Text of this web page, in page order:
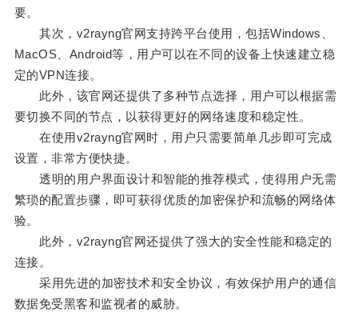
要。
其次，v2rayng官网支持跨平台使用，包括Windows、
MacOS、Android等，用户可以在不同的设备上快速建立稳
定的VPN连接。
此外，该官网还提供了多种节点选择，用户可以根据需
要切换不同的节点，以获得更好的网络速度和稳定性。
在使用v2rayng官网时，用户只需要简单几步即可完成
设置，非常方便快捷。
透明的用户界面设计和智能的推荐模式，使得用户无需
繁琐的配置步骤，即可获得优质的加密保护和流畅的网络体
验。
此外，v2rayng官网还提供了强大的安全性能和稳定的
连接。
采用先进的加密技术和安全协议，有效保护用户的通信
数据免受黑客和监视者的威胁。